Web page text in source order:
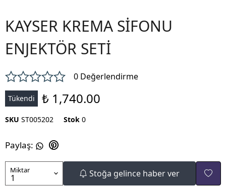
KAYSER KREMA SİFONU
ENJEKTÖR SETİ
0 Değerlendirme
Tükendi ₺ 1,740.00
SKU ST005202 Stok 0
Paylaş:
Miktar Stoğa gelince haber ver